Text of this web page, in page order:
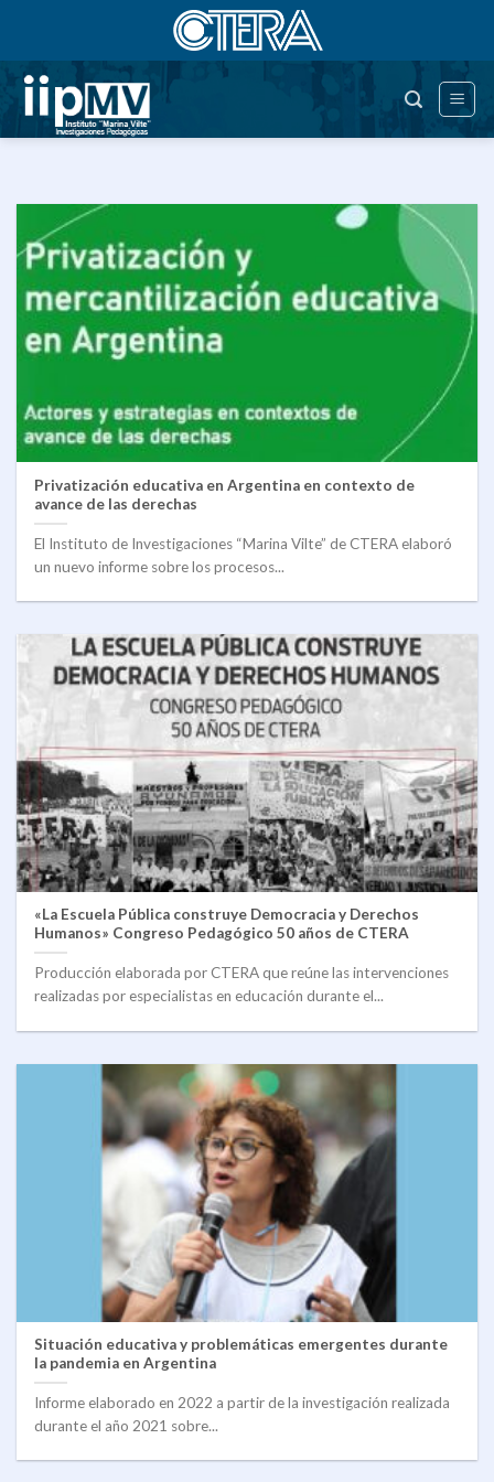
contenido
Privatización educativa en Argentina en contexto de
avance de las derechas
El Instituto de Investigaciones “Marina Vilte” de CTERA elaboró
un nuevo informe sobre los procesos...
«La Escuela Pública construye Democracia y Derechos
Humanos» Congreso Pedagógico 50 años de CTERA
Producción elaborada por CTERA que reúne las intervenciones
realizadas por especialistas en educación durante el...
Situación educativa y problemáticas emergentes durante
la pandemia en Argentina
Informe elaborado en 2022 a partir de la investigación realizada
durante el año 2021 sobre...